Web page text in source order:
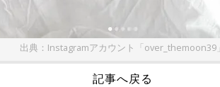
出典：Instagramアカウント「over_themoon39」
記事へ戻る